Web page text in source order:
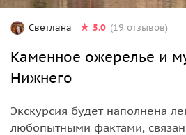
Светлана 5.0 (19 отзывов)
Каменное ожерелье и
Нижнего
Экскурсия будет наполнена
любопытными фактами,